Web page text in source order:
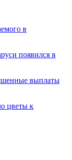
в
появился в
выплаты
цветы к